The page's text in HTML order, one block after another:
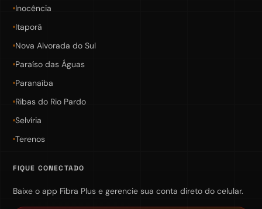
Inocência
Itaporã
Nova Alvorada do Sul
Paraíso das Águas
Paranaíba
Ribas do Rio Pardo
Selvíria
Terenos
FIQUE CONECTADO
Baixe o app Fibra Plus e gerencie sua conta direto do celular.